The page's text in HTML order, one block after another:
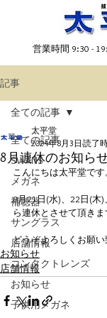
営業時間 9:30 -
記事
全ての記事
SWANS
メガネ
補聴器
サングラス
店舗情報
コンタクトレンズ
お知らせ
子供用メガネ
全ての記事
8月連休のお知ら
太平堂
2024年8月3日 読了
こんにちは太平堂です
8月21日(水)、22日(木
ら連休とさせて頂きま
どうぞよろしくお願い
お知らせ
店舗情報